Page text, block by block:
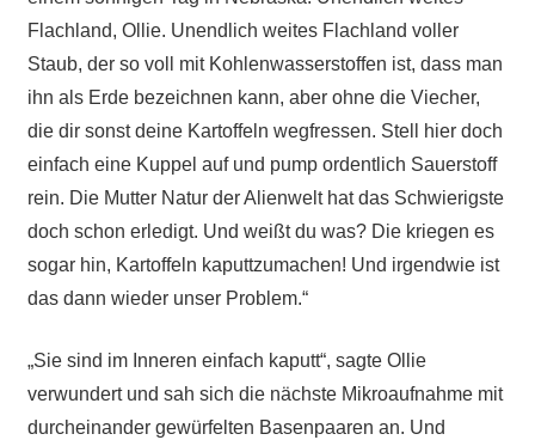
Flachland, Ollie. Unendlich weites Flachland voller
Staub, der so voll mit Kohlenwasserstoffen ist, dass man
ihn als Erde bezeichnen kann, aber ohne die Viecher,
die dir sonst deine Kartoffeln wegfressen. Stell hier doch
einfach eine Kuppel auf und pump ordentlich Sauerstoff
rein. Die Mutter Natur der Alienwelt hat das Schwierigste
doch schon erledigt. Und weißt du was? Die kriegen es
sogar hin, Kartoffeln kaputtzumachen! Und irgendwie ist
das dann wieder unser Problem.“
„Sie sind im Inneren einfach kaputt“, sagte Ollie
verwundert und sah sich die nächste Mikroaufnahme mit
durcheinander gewürfelten Basenpaaren an. Und